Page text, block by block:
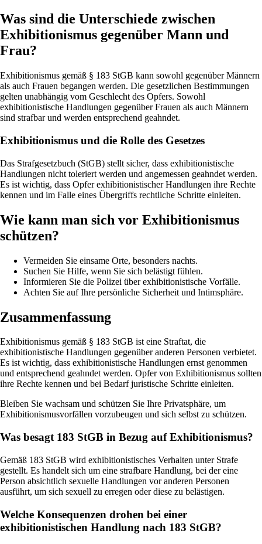
Was sind die Unterschiede zwischen
Exhibitionismus gegenüber Mann und
Frau?
Exhibitionismus gemäß § 183 StGB kann sowohl gegenüber Männern
als auch Frauen begangen werden. Die gesetzlichen Bestimmungen
gelten unabhängig vom Geschlecht des Opfers. Sowohl
exhibitionistische Handlungen gegenüber Frauen als auch Männern
sind strafbar und werden entsprechend geahndet.
Exhibitionismus und die Rolle des Gesetzes
Das Strafgesetzbuch (StGB) stellt sicher, dass exhibitionistische
Handlungen nicht toleriert werden und angemessen geahndet werden.
Es ist wichtig, dass Opfer exhibitionistischer Handlungen ihre Rechte
kennen und im Falle eines Übergriffs rechtliche Schritte einleiten.
Wie kann man sich vor Exhibitionismus
schützen?
Vermeiden Sie einsame Orte, besonders nachts.
Suchen Sie Hilfe, wenn Sie sich belästigt fühlen.
Informieren Sie die Polizei über exhibitionistische Vorfälle.
Achten Sie auf Ihre persönliche Sicherheit und Intimsphäre.
Zusammenfassung
Exhibitionismus gemäß § 183 StGB ist eine Straftat, die
exhibitionistische Handlungen gegenüber anderen Personen verbietet.
Es ist wichtig, dass exhibitionistische Handlungen ernst genommen
und entsprechend geahndet werden. Opfer von Exhibitionismus sollten
ihre Rechte kennen und bei Bedarf juristische Schritte einleiten.
Bleiben Sie wachsam und schützen Sie Ihre Privatsphäre, um
Exhibitionismusvorfällen vorzubeugen und sich selbst zu schützen.
Was besagt 183 StGB in Bezug auf Exhibitionismus?
Gemäß 183 StGB wird exhibitionistisches Verhalten unter Strafe
gestellt. Es handelt sich um eine strafbare Handlung, bei der eine
Person absichtlich sexuelle Handlungen vor anderen Personen
ausführt, um sich sexuell zu erregen oder diese zu belästigen.
Welche Konsequenzen drohen bei einer
exhibitionistischen Handlung nach 183 StGB?